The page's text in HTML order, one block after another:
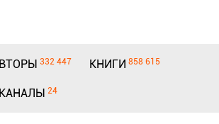
332 447 КНИГИ 858 615
КАНАЛЫ 24